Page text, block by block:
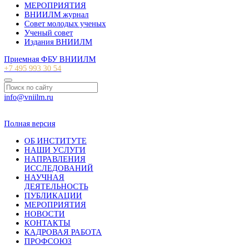
МЕРОПРИЯТИЯ
ВНИИЛМ журнал
Совет молодых ученых
Ученый совет
Издания ВНИИЛМ
Приемная ФБУ ВНИИЛМ
+7 495 993 30 54
info@vniilm.ru
Полная версия
ОБ ИНСТИТУТЕ
НАШИ УСЛУГИ
НАПРАВЛЕНИЯ
ИССЛЕДОВАНИЙ
НАУЧНАЯ
ДЕЯТЕЛЬНОСТЬ
ПУБЛИКАЦИИ
МЕРОПРИЯТИЯ
НОВОСТИ
КОНТАКТЫ
КАДРОВАЯ РАБОТА
ПРОФСОЮЗ